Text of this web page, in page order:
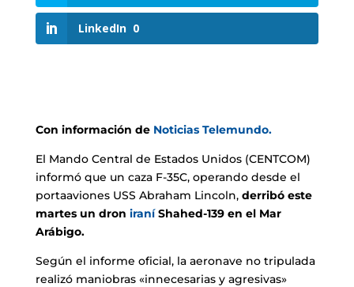
LinkedIn 0
Con información de Noticias Telemundo.
El Mando Central de Estados Unidos (CENTCOM)
informó que un caza F-35C, operando desde el
portaaviones USS Abraham Lincoln,derribó este
martes un dron iraníShahed-139 en el Mar
Arábigo.
Según el informe oficial, la aeronave no tripulada
realizó maniobras «innecesarias y agresivas»